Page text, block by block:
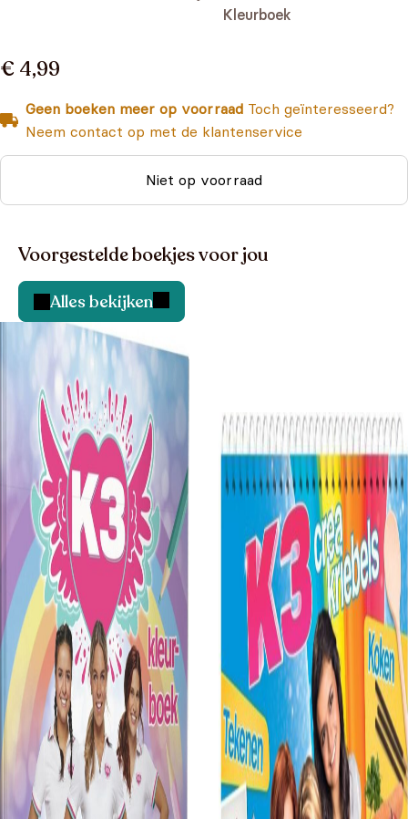
Kleurboek
€ 4,99
Geen boeken meer op voorraad Toch geïnteresseerd?
Neem contact op met de klantenservice
Niet op voorraad
Voorgestelde boekjes voor jou
Alles bekijken